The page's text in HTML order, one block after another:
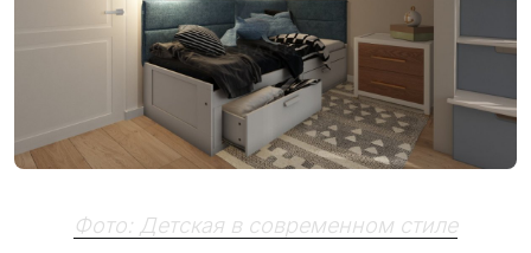
Фото: Детская в современном стиле